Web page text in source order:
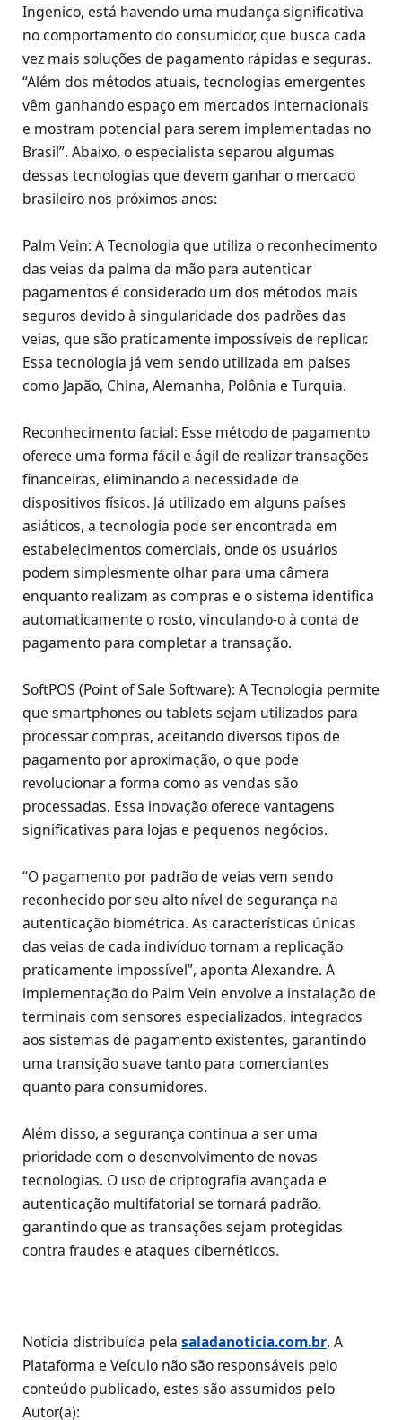
Ingenico, está havendo uma mudança significativa
no comportamento do consumidor, que busca cada
vez mais soluções de pagamento rápidas e seguras.
“Além dos métodos atuais, tecnologias emergentes
vêm ganhando espaço em mercados internacionais
e mostram potencial para serem implementadas no
Brasil”. Abaixo, o especialista separou algumas
dessas tecnologias que devem ganhar o mercado
brasileiro nos próximos anos:
Palm Vein: A Tecnologia que utiliza o reconhecimento
das veias da palma da mão para autenticar
pagamentos é considerado um dos métodos mais
seguros devido à singularidade dos padrões das
veias, que são praticamente impossíveis de replicar.
Essa tecnologia já vem sendo utilizada em países
como Japão, China, Alemanha, Polônia e Turquia.
Reconhecimento facial: Esse método de pagamento
oferece uma forma fácil e ágil de realizar transações
financeiras, eliminando a necessidade de
dispositivos físicos. Já utilizado em alguns países
asiáticos, a tecnologia pode ser encontrada em
estabelecimentos comerciais, onde os usuários
podem simplesmente olhar para uma câmera
enquanto realizam as compras e o sistema identifica
automaticamente o rosto, vinculando-o à conta de
pagamento para completar a transação.
SoftPOS (Point of Sale Software): A Tecnologia permite
que smartphones ou tablets sejam utilizados para
processar compras, aceitando diversos tipos de
pagamento por aproximação, o que pode
revolucionar a forma como as vendas são
processadas. Essa inovação oferece vantagens
significativas para lojas e pequenos negócios.
“O pagamento por padrão de veias vem sendo
reconhecido por seu alto nível de segurança na
autenticação biométrica. As características únicas
das veias de cada indivíduo tornam a replicação
praticamente impossível”, aponta Alexandre. A
implementação do Palm Vein envolve a instalação de
terminais com sensores especializados, integrados
aos sistemas de pagamento existentes, garantindo
uma transição suave tanto para comerciantes
quanto para consumidores.
Além disso, a segurança continua a ser uma
prioridade com o desenvolvimento de novas
tecnologias. O uso de criptografia avançada e
autenticação multifatorial se tornará padrão,
garantindo que as transações sejam protegidas
contra fraudes e ataques cibernéticos.
Notícia distribuída pela saladanoticia.com.br. A
Plataforma e Veículo não são responsáveis pelo
conteúdo publicado, estes são assumidos pelo
Autor(a):